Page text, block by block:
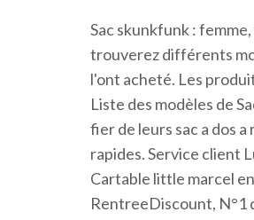
Sac skunkfunk :
trouverez différents
l'ont acheté. Les
Liste des modèles de
fier de leurs sac a dos
rapides. Service client
Cartable little marcel
RentreeDiscount, N°1